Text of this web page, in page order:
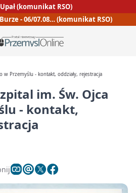
(komunikat RSO)
Burze - 06/07.08… (komunikat RSO)
w Przemyślu - kontakt, oddziały, rejestracja
im. Św. Ojca
- kontakt,